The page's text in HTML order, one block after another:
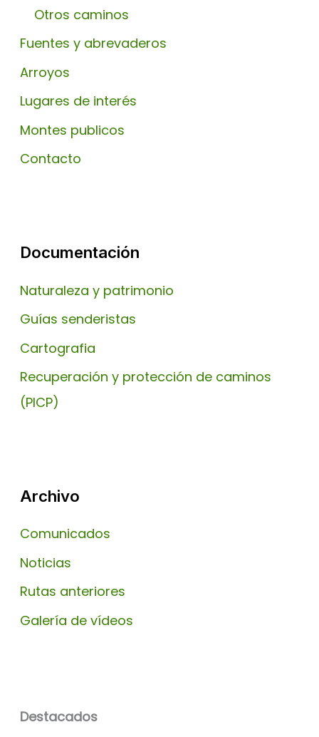
Otros caminos
Fuentes y abrevaderos
Arroyos
Lugares de interés
Montes publicos
Contacto
Documentación
Naturaleza y patrimonio
Guías senderistas
Cartografia
Recuperación y protección de caminos
(PICP)
Archivo
Comunicados
Noticias
Rutas anteriores
Galería de vídeos
Destacados